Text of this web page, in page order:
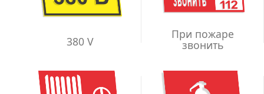
380 V
При пожаре
звонить